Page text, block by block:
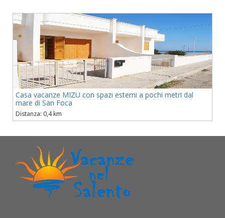
Casa vacanze MIZU con spazi esterni a pochi metri dal
mare di San Foca
Distanza: 0,4 km